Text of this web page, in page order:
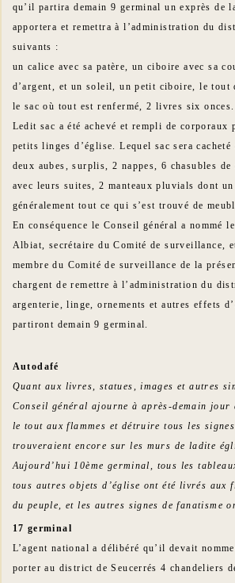
qu’il partira demain 9 germinal un exprès de
apportera et remettra à l’administration du
suivants :
un calice avec sa patère, un ciboire avec sa
d’argent, et un soleil, un petit ciboire, le tout
le sac où tout est renfermé, 2 livres six onces.
Ledit sac a été achevé et rempli de corporaux
petits linges d’église. Lequel sac sera
deux aubes, surplis, 2 nappes, 6 chasubles
avec leurs suites, 2 manteaux pluvials dont
généralement tout ce qui s’est trouvé de
En conséquence le Conseil général a nommé
Albiat, secrétaire du Comité de surveillance,
membre du Comité de surveillance de la
chargent de remettre à l’administration du
argenterie, linge, ornements et autres effets
partiront demain 9 germinal.
Autodafé
Quant aux livres, statues, images et autres
Conseil général ajourne à après-demain jour
le tout aux flammes et détruire tous les
trouveraient encore sur les murs de ladite
Aujourd’hui 10ème germinal, tous les
tous autres objets d’église ont été livrés aux
du peuple, et les autres signes de fanatisme
17 germinal
L’agent national a délibéré qu’il devait
porter au district de Seucerrés 4 chandeliers